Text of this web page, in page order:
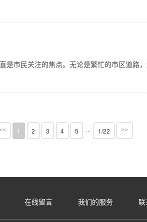
是市民关注的焦点。无论是繁忙的市区道路
1 2 3 4 5 ··· 1/22 >>
在线留言 我们的服务